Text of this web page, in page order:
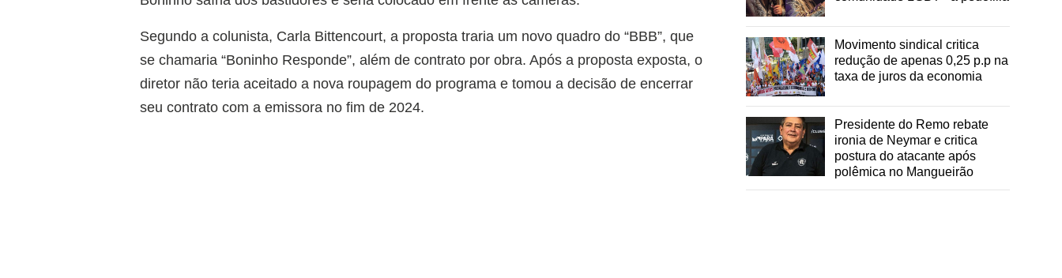
Segundo a colunista, Carla Bittencourt, a proposta traria um novo quadro do “BBB”, que
se chamaria “Boninho Responde”, além de contrato por obra. Após a proposta exposta, o
diretor não teria aceitado a nova roupagem do programa e tomou a decisão de encerrar
seu contrato com a emissora no fim de 2024.
Movimento sindical critica
redução de apenas 0,25 p.p na
taxa de juros da economia
Presidente do Remo rebate
ironia de Neymar e critica
postura do atacante após
polêmica no Mangueirão